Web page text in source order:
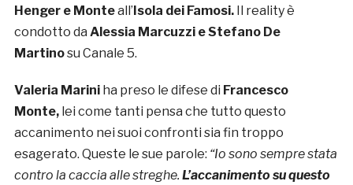
Henger e Monteall’ Isola dei Famosi.
Il reality è
condotto da Alessia Marcuzzi e Stefano De
Martinosu Canale 5.
Valeria Marini ha preso le difese di Francesco
Monte, lei come tanti pensa che tutto questo
accanimento nei suoi confronti sia fin troppo
esagerato. Queste le sue parole: “Io sono sempre stata
contro la caccia alle streghe. L’accanimento su questo